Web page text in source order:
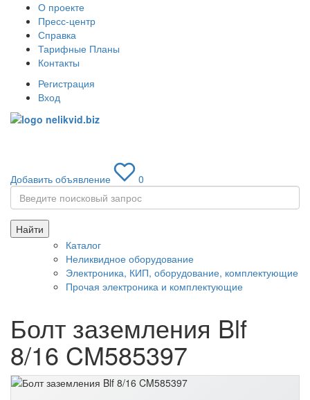
О проекте
Пресс-центр
Справка
Тарифные Планы
Контакты
Регистрация
Вход
Добавить объявление
0
Найти
Каталог
Неликвидное оборудование
Электроника, КИП, оборудование, комплектующие
Прочая электроника и комплектующие
Болт заземления Blf
8/16 CM585397